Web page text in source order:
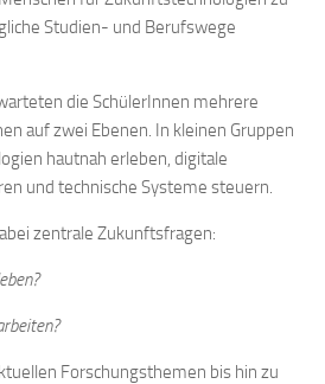
Studien- und Berufswege
die SchülerInnen mehrere
auf zwei Ebenen. In kleinen Gruppen
hautnah erleben, digitale
und technische Systeme steuern.
zentrale Zukunftsfragen:
Forschungsthemen bis hin zu